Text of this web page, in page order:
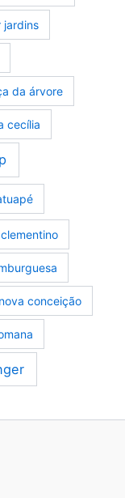
jardins
da árvore
cecília
conceição